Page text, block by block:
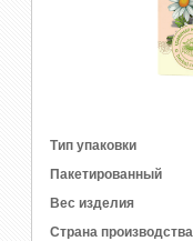
Тип упаковки
Пакетированный
Вес изделия
Страна производства